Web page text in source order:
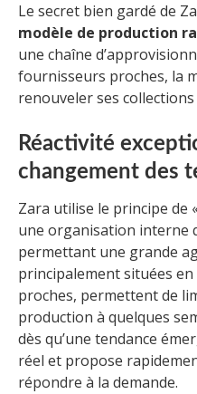
Le secret bien gardé de
modèle de production
une chaîne
fournisseurs proches, la
renouveler ses
Réactivité
changement des
Zara utilise le principe de
une organisation interne
permettant une grande
principalement situées en
proches, permettent de
production à quelques
dès qu’une tendance
réel et propose
répondre à la demande.